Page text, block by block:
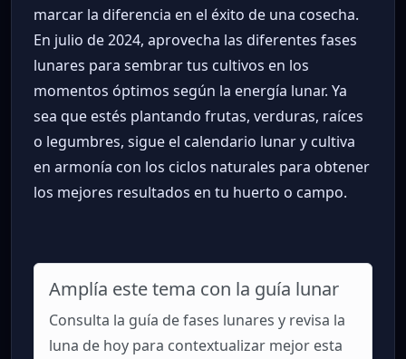
marcar la diferencia en el éxito de una cosecha.
En julio de 2024, aprovecha las diferentes fases
lunares para sembrar tus cultivos en los
momentos óptimos según la energía lunar. Ya
sea que estés plantando frutas, verduras, raíces
o legumbres, sigue el calendario lunar y cultiva
en armonía con los ciclos naturales para obtener
los mejores resultados en tu huerto o campo.
Amplía este tema con la guía lunar
Consulta la guía de fases lunares y revisa la
luna de hoy para contextualizar mejor esta